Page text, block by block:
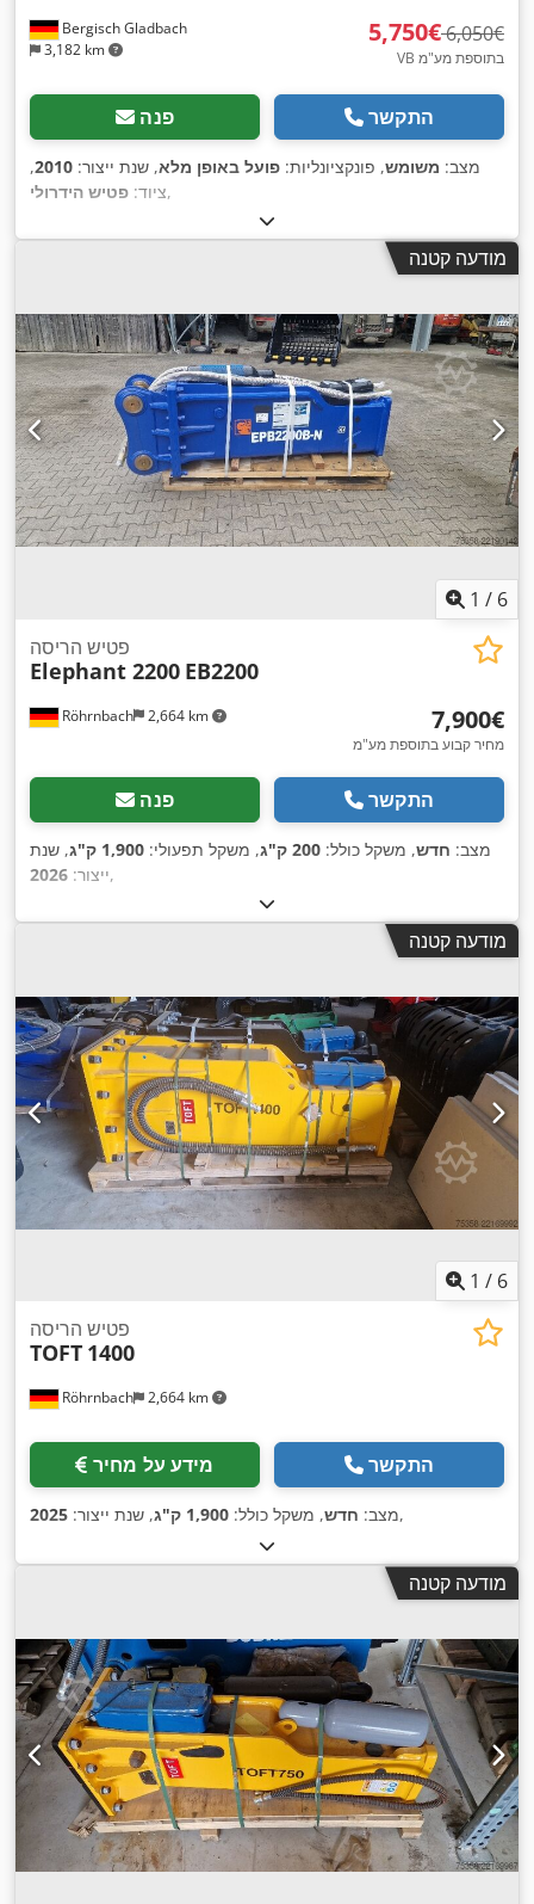
Bergisch Gladbach
3,182 km
‏5,750 ‏€ ‏6,050 ‏€
VB בתוספת מע"מ
פנה התקשר
מצב: משומש, פונקציונליות: פועל באופן מלא, שנת ייצור: 2010
,
ציוד: פטיש הידרולי ,
מודעה קטנה
1 / 6
Röhrnbach 2,664 km
פטיש הריסה
Elephant 2200 EB2200
‏7,900 ‏€
מחיר קבוע בתוספת מע"מ
פנה התקשר
מצב: חדש, משקל כולל: 200 ק"ג , משקל תפעולי: 1,900 ק"ג
, שנת
ייצור: 2026 ,
מודעה קטנה
1 / 6
Röhrnbach 2,664 km
פטיש הריסה
TOFT 1400
מידע על מחיר התקשר
מצב: חדש, משקל כולל: 1,900 ק"ג , שנת ייצור: 2025 ,
מודעה קטנה